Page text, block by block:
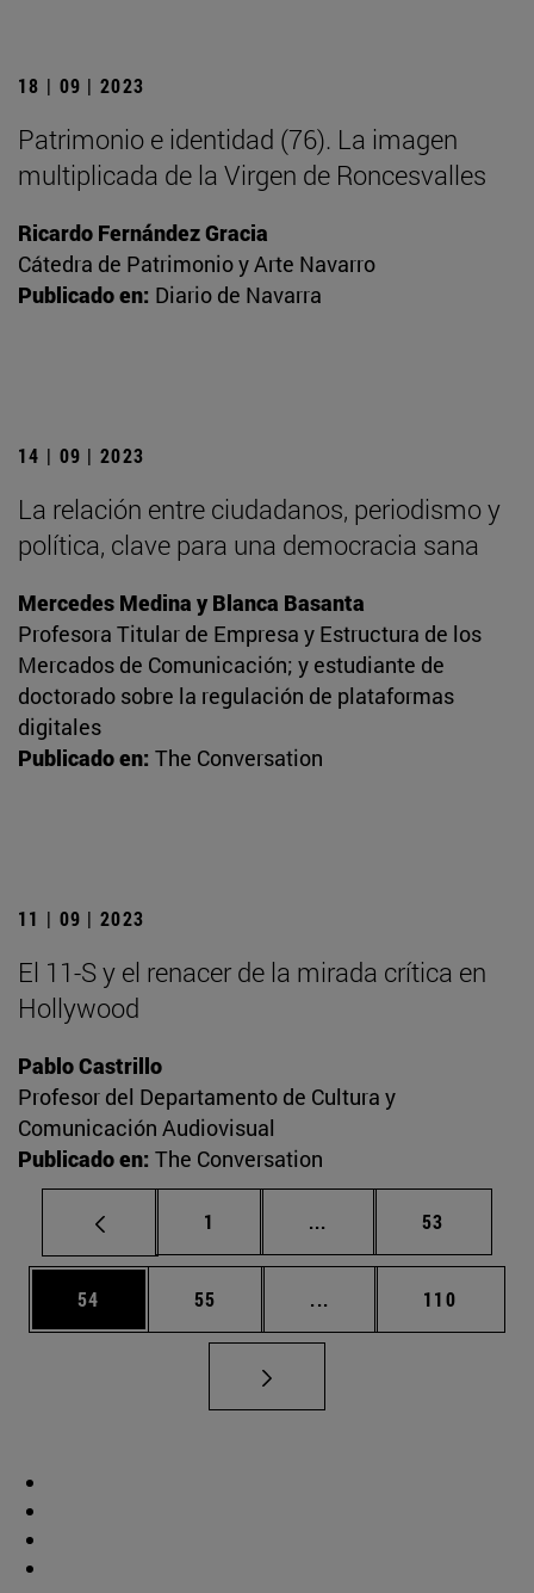
18 | 09 | 2023
Patrimonio e identidad (76). La imagen
multiplicada de la Virgen de Roncesvalles
Ricardo Fernández Gracia
Cátedra de Patrimonio y Arte Navarro
Publicado en: Diario de Navarra
14 | 09 | 2023
La relación entre ciudadanos, periodismo y
política, clave para una democracia sana
Mercedes Medina y Blanca Basanta
Profesora Titular de Empresa y Estructura de los
Mercados de Comunicación; y estudiante de
doctorado sobre la regulación de plataformas
digitales
Publicado en: The Conversation
11 | 09 | 2023
El 11-S y el renacer de la mirada crítica en
Hollywood
Pablo Castrillo
Profesor del Departamento de Cultura y
Comunicación Audiovisual
Publicado en: The Conversation
Página
1 ... Páginas intermedias
Página
53
Página
54 Página
55 ... Páginas intermedias
Página
110